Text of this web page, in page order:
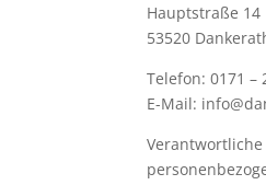
Hauptstraße 14
53520
Telefon: 0171 –
E-Mail: